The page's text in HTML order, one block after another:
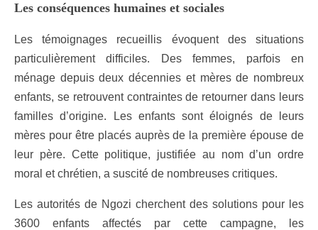
Les conséquences humaines et sociales
Les témoignages recueillis évoquent des situations
particulièrement difficiles. Des femmes, parfois en
ménage depuis deux décennies et mères de nombreux
enfants, se retrouvent contraintes de retourner dans leurs
familles d’origine. Les enfants sont éloignés de leurs
mères pour être placés auprès de la première épouse de
leur père. Cette politique, justifiée au nom d’un ordre
moral et chrétien, a suscité de nombreuses critiques.
Les autorités de Ngozi cherchent des solutions pour les
3600 enfants affectés par cette campagne, les